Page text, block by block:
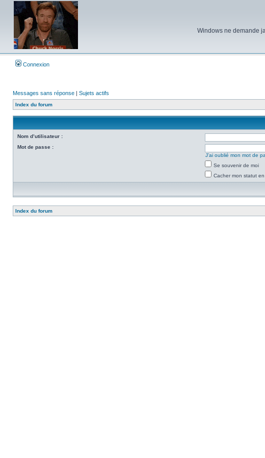
Windows ne demande
Connexion
Messages sans réponse | Sujets actifs
Index du forum
Nom d’utilisateur :
Mot de passe :
J’ai oublié mon mot de
Se souvenir de moi
Cacher mon statut
Index du forum